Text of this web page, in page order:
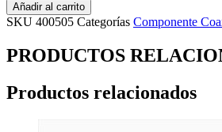
Añadir al carrito
SKU 400505 Categorías Componente
PRODUCTOS
Productos relacionados